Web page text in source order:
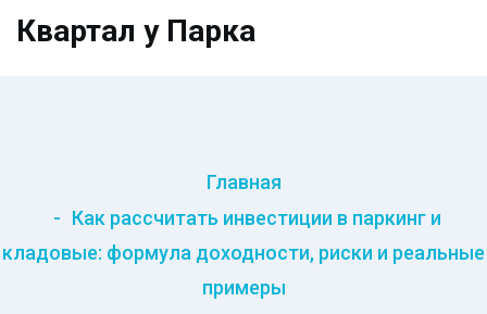
Квартал у Парка
Главная
Как рассчитать инвестиции в паркинг и
кладовые: формула доходности, риски и реальные
примеры